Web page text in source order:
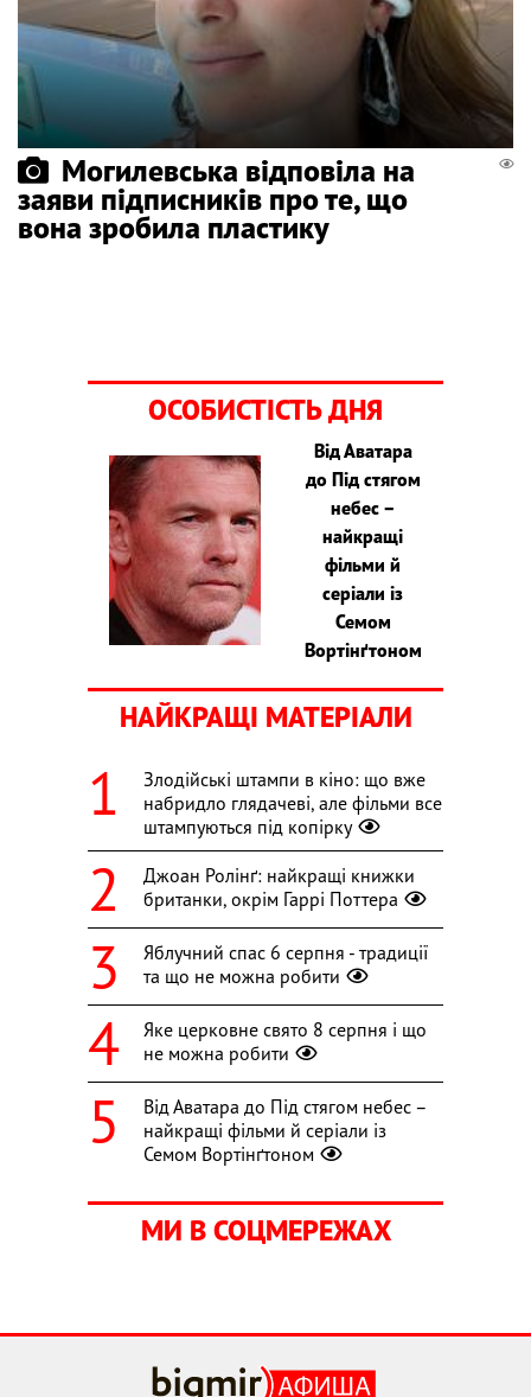
Могилевська відповіла на
заяви підписників про те, що
вона зробила пластику
ОСОБИСТІСТЬ ДНЯ
Від Аватара
до Під стягом
небес –
найкращі
фільми й
серіали із
Семом
Вортінґтоном
НАЙКРАЩІ МАТЕРІАЛИ
Злодійські штампи в кіно: що вже
набридло глядачеві, але фільми все
штампуються під копірку
Джоан Ролінґ: найкращі книжки
британки, окрім Гаррі Поттера
Яблучний спас 6 серпня - традиції
та що не можна робити
Яке церковне свято 8 серпня і що
не можна робити
Від Аватара до Під стягом небес –
найкращі фільми й серіали із
Семом Вортінґтоном
МИ В СОЦМЕРЕЖАХ